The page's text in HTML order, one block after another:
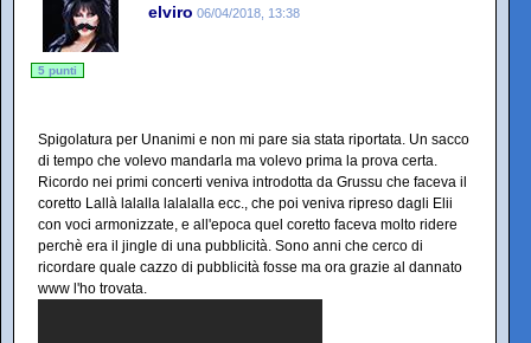
elviro 06/04/2018, 13:38
5 punti
Spigolatura per Unanimi e non mi pare sia stata riportata. Un sacco
di tempo che volevo mandarla ma volevo prima la prova certa.
Ricordo nei primi concerti veniva introdotta da Grussu che faceva il
coretto Lallà lalalla lalalalla ecc., che poi veniva ripreso dagli Elii
con voci armonizzate, e all'epoca quel coretto faceva molto ridere
perchè era il jingle di una pubblicità. Sono anni che cerco di
ricordare quale cazzo di pubblicità fosse ma ora grazie al dannato
www l'ho trovata.